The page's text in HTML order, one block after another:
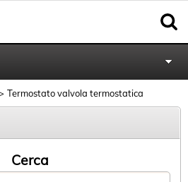
Termostato valvola termostatica
Cerca